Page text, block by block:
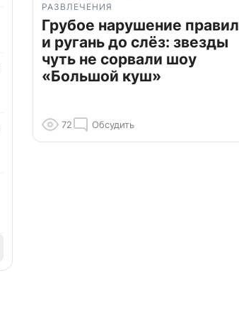
РАЗВЛЕЧЕНИЯ
Грубое нарушение правил
и ругань до слёз: звезды
чуть не сорвали шоу
«Большой куш»
72 Обсудить